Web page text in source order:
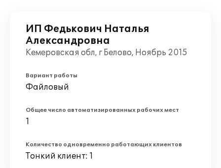
ИП Федькович Наталья
Александровна
Кемеровская обл, г Белово, Ноябрь 2015
Вариант работы
Файловый
Общее число автоматизированных рабочих мест
1
Количество одновременно работающих клиентов
Тонкий клиент: 1